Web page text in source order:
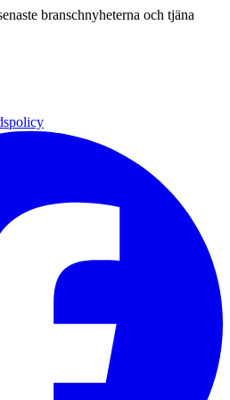
branschnyheterna och tjäna